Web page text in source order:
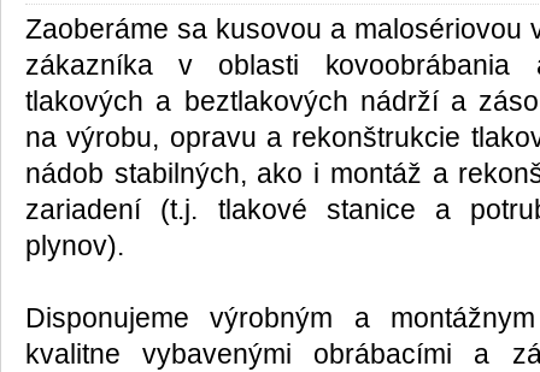
Zaoberáme sa kusovou a malosériovou
zákazníka v oblasti kovoobrábania
tlakových a beztlakových nádrží a
na výrobu, opravu a rekonštrukcie
nádob stabilných, ako i montáž a
zariadení (t.j. tlakové stanice a
plynov).
Disponujeme výrobným a
kvalitne vybavenými obrábacími a